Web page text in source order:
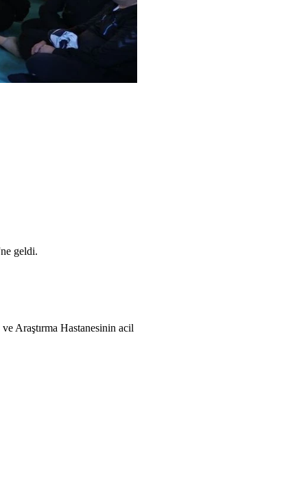
geldi.
Araştırma Hastanesinin acil